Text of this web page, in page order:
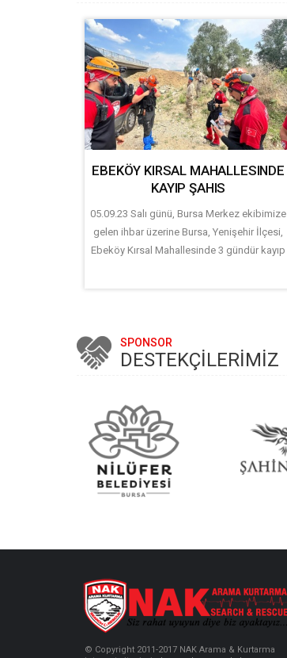
EBEKÖY KIRSAL MAHALLESINDE
KAYIP ŞAHIS
05.09.23 Salı günü, Bursa Merkez ekibimize
gelen ihbar üzerine Bursa, Yenişehir İlçesi,
Ebeköy Kırsal Mahallesinde 3 gündür kayıp
SPONSOR
DESTEKÇİLERİMİZ
© Copyright 2011-2017 NAK Arama & Kurtarma